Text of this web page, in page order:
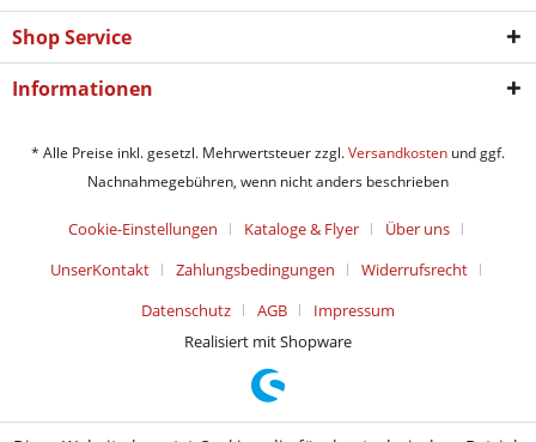
Shop Service
Informationen
* Alle Preise inkl. gesetzl. Mehrwertsteuer zzgl.Versandkosten und ggf.
Nachnahmegebühren, wenn nicht anders beschrieben
Cookie-Einstellungen Kataloge & Flyer
Über uns
UnserKontakt
Zahlungsbedingungen
Widerrufsrecht
Datenschutz
AGB
Impressum
Realisiert mit Shopware